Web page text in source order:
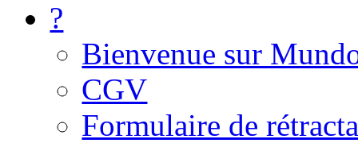
?
Bienvenue sur
CGV
Formulaire de